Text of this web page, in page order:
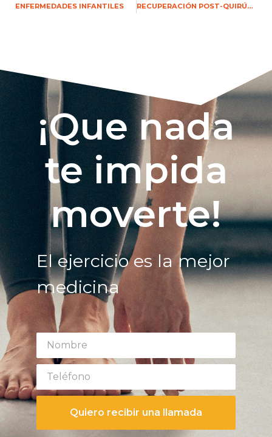
ENFERMEDADES INFANTILES RECUPERACIÓN POST-QUIRÚRGICA
¡Que nada
te impida
moverte!
El ejercicio es la mejor
medicina
Quiero recibir una llamada